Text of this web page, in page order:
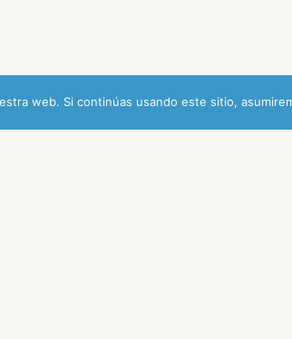
web. Si continúas usando este sitio,